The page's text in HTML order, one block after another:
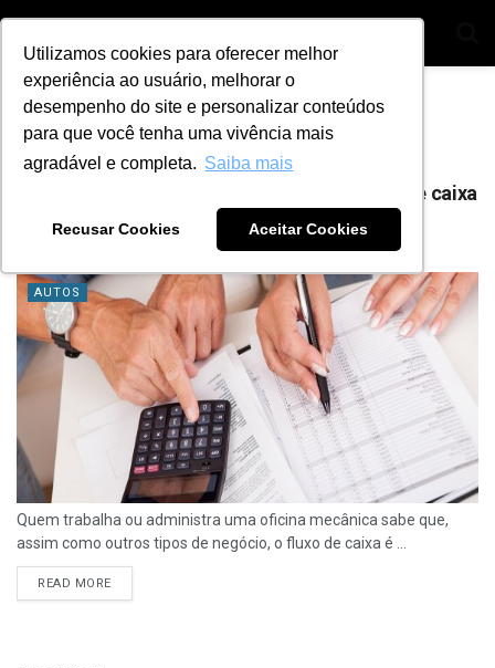
Utilizamos cookies para oferecer melhor
experiência ao usuário, melhorar o
desempenho do site e personalizar conteúdos
para que você tenha uma vivência mais
agradável e completa. Saiba mais
Recusar Cookies Aceitar Cookies
Home Tag Fluxo diário
Tag:Fluxo diário
5 dicas para você ter mais controle do fluxo de caixa
de sua oficina
14 DE JUNHO DE 2021
AUTOS
Quem trabalha ou administra uma oficina mecânica sabe que,
assim como outros tipos de negócio, o fluxo de caixa é ...
READ MORE